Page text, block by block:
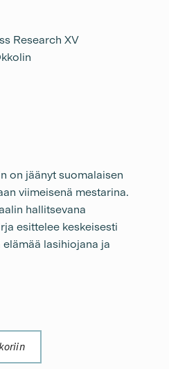
Research XV
on jäänyt suomalaisen
viimeisenä mestarina.
hallitsevana
esittelee keskeisesti
lasihiojana ja